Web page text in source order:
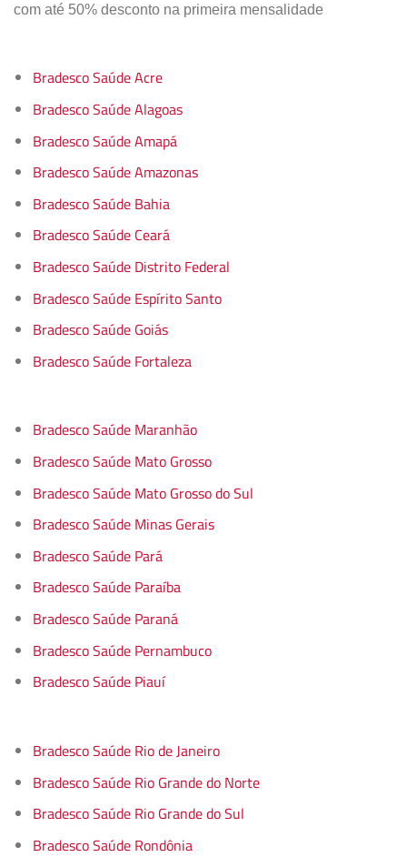
com até 50% desconto na primeira mensalidade
Bradesco Saúde Acre
Bradesco Saúde Alagoas
Bradesco Saúde Amapá
Bradesco Saúde Amazonas
Bradesco Saúde Bahia
Bradesco Saúde Ceará
Bradesco Saúde Distrito Federal
Bradesco Saúde Espírito Santo
Bradesco Saúde Goiás
Bradesco Saúde Fortaleza
Bradesco Saúde Maranhão
Bradesco Saúde Mato Grosso
Bradesco Saúde Mato Grosso do Sul
Bradesco Saúde Minas Gerais
Bradesco Saúde Pará
Bradesco Saúde Paraíba
Bradesco Saúde Paraná
Bradesco Saúde Pernambuco
Bradesco Saúde Piauí
Bradesco Saúde Rio de Janeiro
Bradesco Saúde Rio Grande do Norte
Bradesco Saúde Rio Grande do Sul
Bradesco Saúde Rondônia